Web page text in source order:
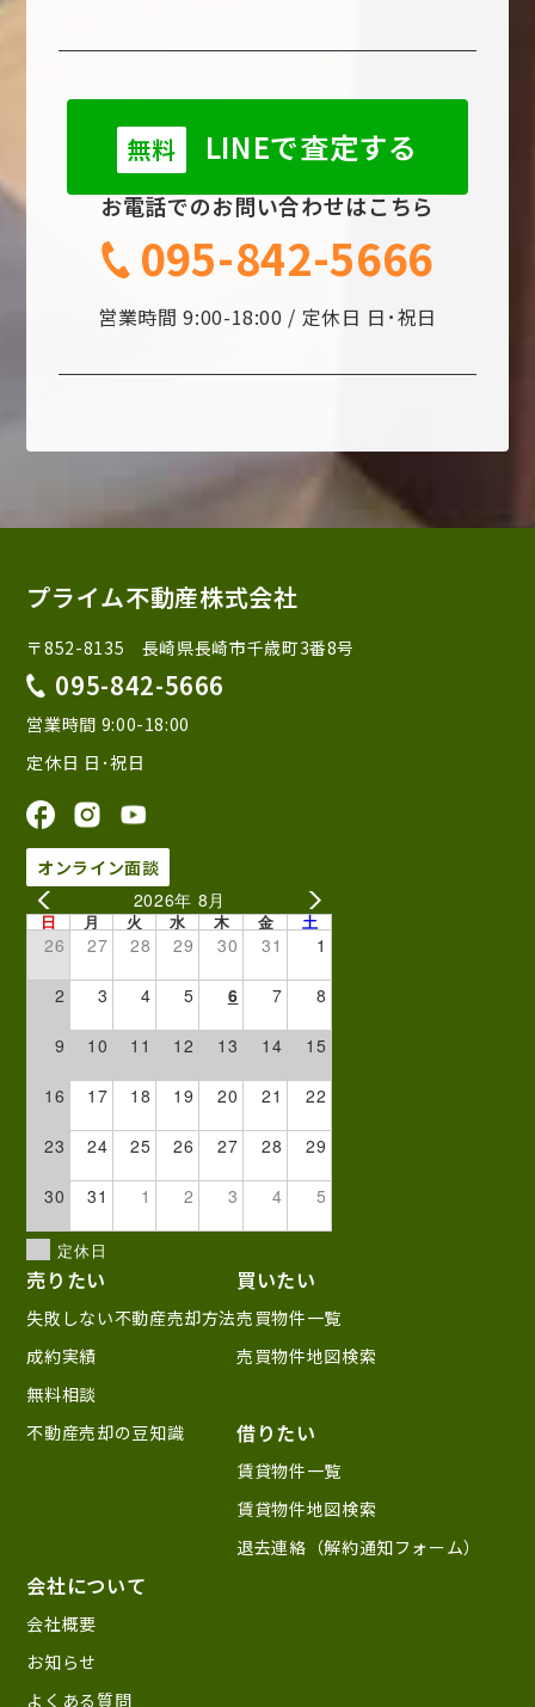
無料 LINEで査定する
お電話でのお問い合わせはこちら
095-842-5666
営業時間 9:00-18:00 / 定休日 日･祝日
プライム不動産株式会社
〒852-8135 長崎県長崎市千歳町3番8号
095-842-5666
営業時間 9:00-18:00
定休日 日･祝日
オンライン面談
2026年 8月
日 月 火 水 木 金 土
26 27 28 29 30 31 1
2 3 4 5 6 7 8
9 10 11 12 13 14 15
16 17 18 19 20 21 22
23 24 25 26 27 28 29
30 31 1 2 3 4 5
定休日
売りたい
失敗しない不動産売却方法
成約実績
無料相談
不動産売却の豆知識
買いたい
売買物件一覧
売買物件地図検索
借りたい
賃貸物件一覧
賃貸物件地図検索
退去連絡（解約通知フォーム）
会社について
会社概要
お知らせ
よくある質問